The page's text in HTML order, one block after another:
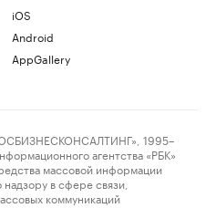
iOS
Android
AppGallery
1995–
агентства «РБК»
массовой информации
в сфере связи,
коммуникаций